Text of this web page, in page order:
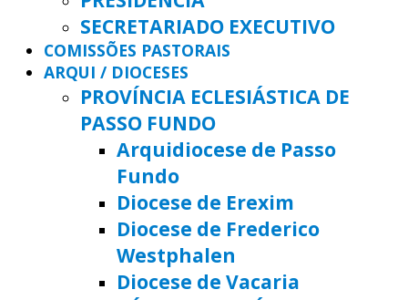
SECRETARIADO EXECUTIVO
COMISSÕES PASTORAIS
ARQUI / DIOCESES
PROVÍNCIA ECLESIÁSTICA DE
PASSO FUNDO
Arquidiocese de Passo
Fundo
Diocese de Erexim
Diocese de Frederico
Westphalen
Diocese de Vacaria